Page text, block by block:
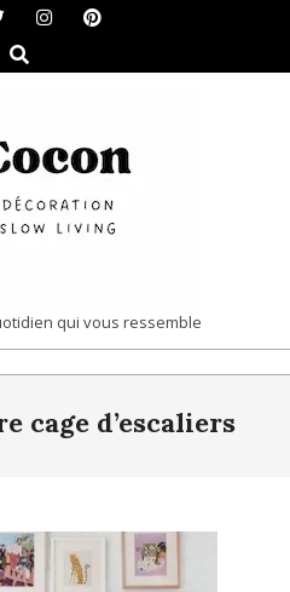
Search
qui vous ressemble
cage d’escaliers